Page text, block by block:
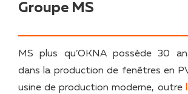
Groupe MS
MS plus qu’OKNA possède 30
dans la production de fenêtres en
usine de production moderne, outre